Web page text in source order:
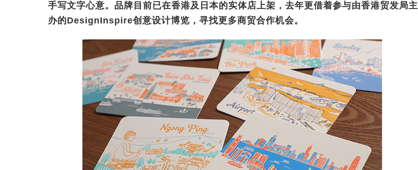
手写文字心意。品牌目前已在香港及日本的实体店上架，去年更借着参与由香港贸发局主
办的DesignInspire创意设计博览，寻找更多商贸合作机会。